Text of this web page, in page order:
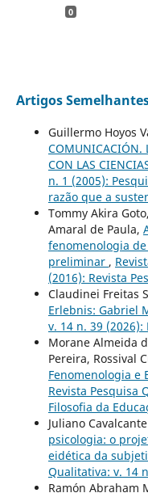
0
Artigos
Guillermo Hoyos
COMUNICACIÓN.
CON LAS
n. 1 (2005):
razão que a
Tommy Akira
Amaral de Paula,
fenomenologia
preliminar ,
(2016): Revista
Claudinei Freitas
Erlebnis: Gabriel
v. 14 n. 39 (2026):
Morane Almeida
Pereira, Rossival
Fenomenologia e
Revista Pesquisa
Filosofia da
Juliano
psicologia: o
eidética da
Qualitativa: v. 14
Ramón Abraham